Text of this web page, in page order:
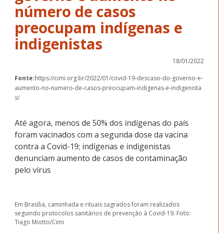
número de casos
preocupam indígenas e
indigenistas
18/01/2022
Fonte:https://cimi.org.br/2022/01/covid-19-descaso-do-governo-e-
aumento-no-numero-de-casos-preocupam-indigenas-e-indigenista
s/
Até agora, menos de 50% dos indígenas do país
foram vacinados com a segunda dose da vacina
contra a Covid-19; indígenas e indigenistas
denunciam aumento de casos de contaminação
pelo vírus
Em Brasília, caminhada e rituais sagrados foram realizados
seguindo protocolos sanitários de prevenção à Covid-19. Foto:
Tiago Miotto/Cimi